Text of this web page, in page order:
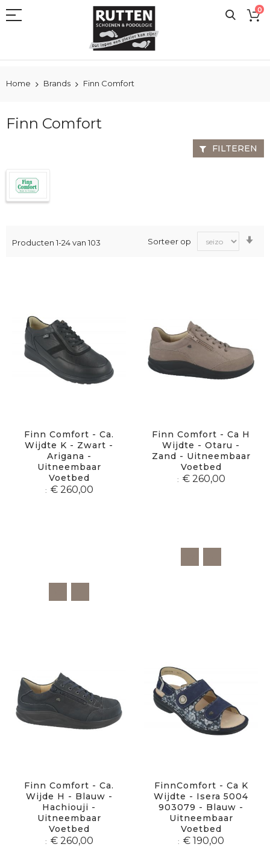
naar
0
Home Brands Finn Comfort
Finn Comfort
Producten 1-24van 103 Sorteer op
Finn Comfort - Ca.
Wijdte K - Zwart -
Arigana -
Uitneembaar
Voetbed
€ 260,00
Finn Comfort - Ca H
Wijdte - Otaru -
Zand - Uitneembaar
Voetbed
€ 260,00
Finn Comfort - Ca.
Wijde H - Blauw -
Hachiouji -
Uitneembaar
Voetbed
€ 260,00
FinnComfort - Ca K
Wijdte - Isera 5004
903079 - Blauw -
Uitneembaar
Voetbed
€ 190,00
FILTEREN